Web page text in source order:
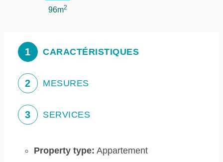
96m2
1 CARACTÉRISTIQUES
2 MESURES
3 SERVICES
Property type: Appartement